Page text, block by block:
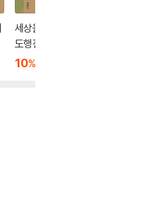
세상을 바꾼 사람들 (사
도행전3)
10%